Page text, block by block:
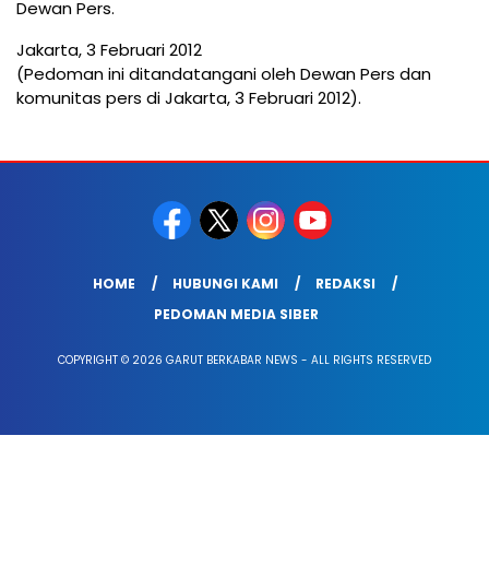
Dewan Pers.
Jakarta, 3 Februari 2012
(Pedoman ini ditandatangani oleh Dewan Pers dan
komunitas pers di Jakarta, 3 Februari 2012).
HOME HUBUNGI KAMI
REDAKSI
PEDOMAN MEDIA SIBER
COPYRIGHT © 2026 GARUT BERKABAR NEWS - ALL RIGHTS RESERVED